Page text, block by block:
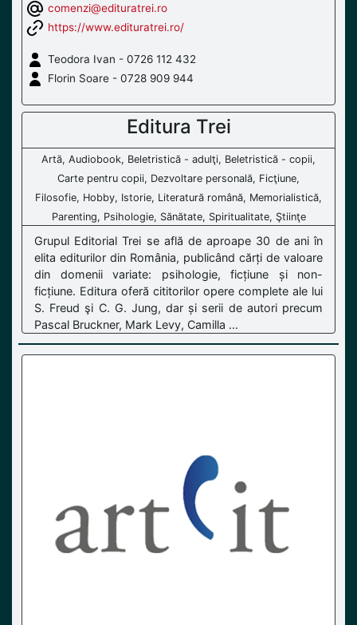
comenzi@edituratrei.ro
https://www.edituratrei.ro/
Teodora Ivan - 0726 112 432
Florin Soare - 0728 909 944
Editura Trei
Artă, Audiobook, Beletristică - adulţi, Beletristică - copii,
Carte pentru copii, Dezvoltare personală, Ficţiune,
Filosofie, Hobby, Istorie, Literatură română, Memorialistică,
Parenting, Psihologie, Sănătate, Spiritualitate, Ştiinţe
Grupul Editorial Trei se află de aproape 30 de ani în
elita editurilor din România, publicând cărți de valoare
din domenii variate: psihologie, ficțiune și non-
ficțiune. Editura oferă cititorilor opere complete ale lui
S. Freud şi C. G. Jung, dar și serii de autori precum
Pascal Bruckner, Mark Levy, Camilla ...